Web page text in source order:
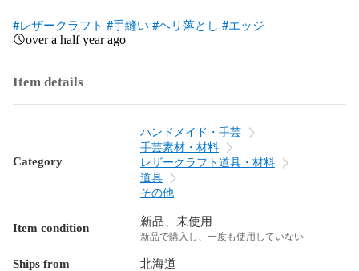
#レザークラフト #手縫い #ヘリ落とし #エッジ
over a half year ago
Item details
Category
ハンドメイド・手芸
手芸素材・材料
レザークラフト道具・材料
道具
その他
Item condition 新品、未使用
新品で購入し、一度も使用していない
Ships from 北海道